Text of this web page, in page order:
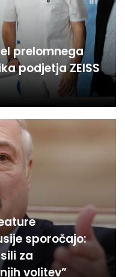
prelomnega
podjetja ZEISS
sporočajo:
za
volitev”